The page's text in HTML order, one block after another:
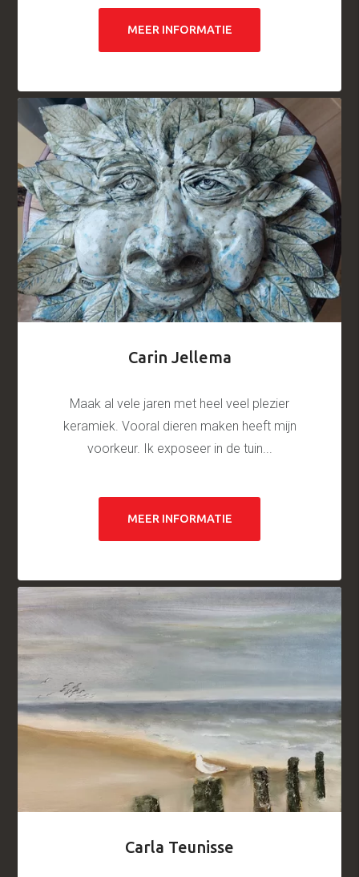
MEER INFORMATIE
Carin Jellema
Maak al vele jaren met heel veel plezier
keramiek. Vooral dieren maken heeft mijn
voorkeur. Ik exposeer in de tuin...
MEER INFORMATIE
Carla Teunisse